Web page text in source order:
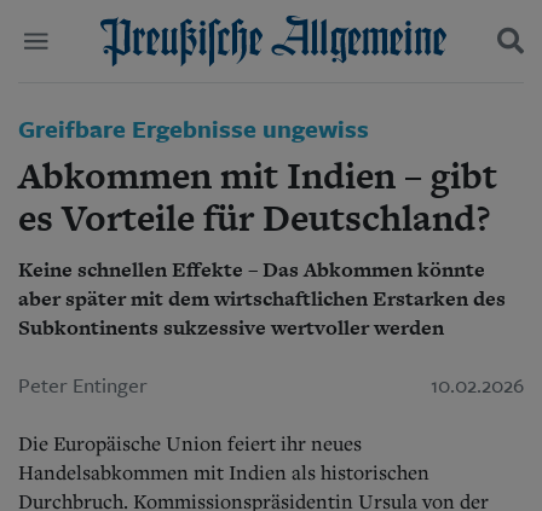
Start
Politik
Kultur
Wirtschaft
Panorama
Gesellschaft
Leben
Geschichte
Ostpreußen
Pommern
Bücher
Suchen und finden
Greifbare Ergebnisse ungewiss
Abkommen mit Indien – gibt
es Vorteile für Deutschland?
Keine schnellen Effekte – Das Abkommen könnte
aber später mit dem wirtschaftlichen Erstarken des
Subkontinents sukzessive wertvoller werden
Peter Entinger 10.02.2026
Die Europäische Union feiert ihr neues
Handelsabkommen mit Indien als historischen
Durchbruch. Kommissionspräsidentin Ursula von der